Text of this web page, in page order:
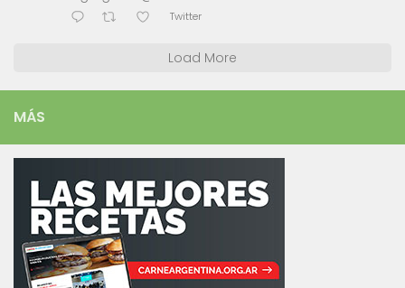
Twitter
Load More
MÁS